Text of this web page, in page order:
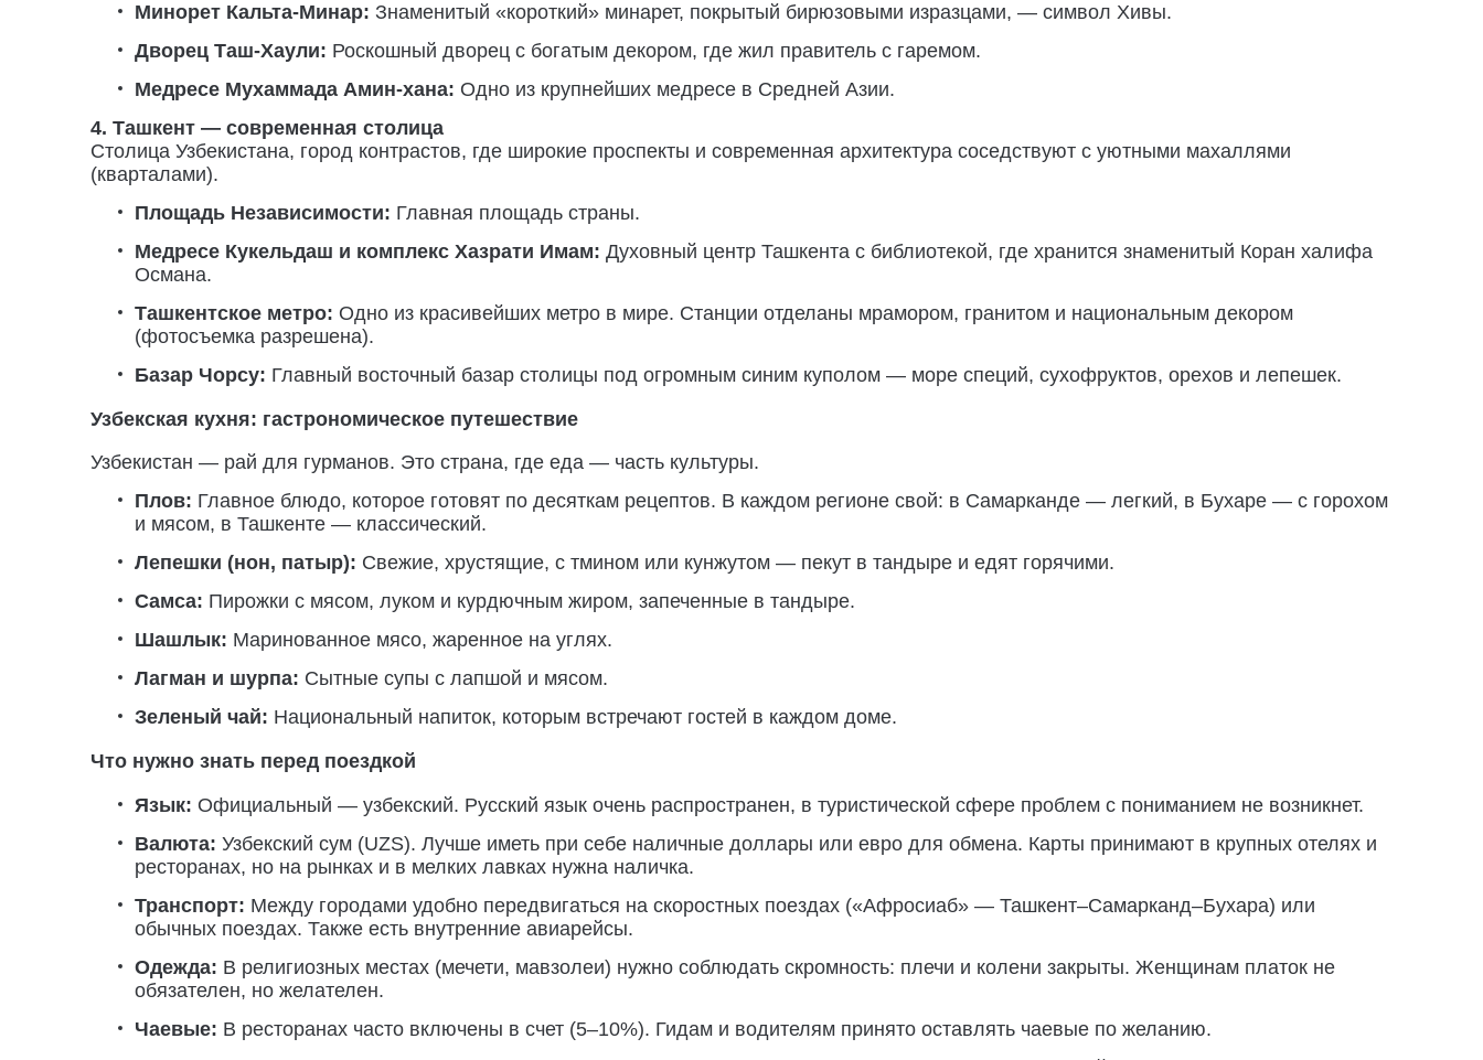
Минорет Кальта-Минар: Знаменитый «короткий» минарет, покрытый бирюзовыми изразцами, — символ Хивы.
Дворец Таш-Хаули: Роскошный дворец с богатым декором, где жил правитель с гаремом.
Медресе Мухаммада Амин-хана: Одно из крупнейших медресе в Средней Азии.
4. Ташкент — современная столица
Столица Узбекистана, город контрастов, где широкие проспекты и современная архитектура соседствуют с уютными махаллями
(кварталами).
Площадь Независимости: Главная площадь страны.
Медресе Кукельдаш и комплекс Хазрати Имам: Духовный центр Ташкента с библиотекой, где хранится знаменитый Коран халифа
Османа.
Ташкентское метро: Одно из красивейших метро в мире. Станции отделаны мрамором, гранитом и национальным декором
(фотосъемка разрешена).
Базар Чорсу: Главный восточный базар столицы под огромным синим куполом — море специй, сухофруктов, орехов и лепешек.
Узбекская кухня: гастрономическое путешествие
Узбекистан — рай для гурманов. Это страна, где еда — часть культуры.
Плов: Главное блюдо, которое готовят по десяткам рецептов. В каждом регионе свой: в Самарканде — легкий, в Бухаре — с горохом
и мясом, в Ташкенте — классический.
Лепешки (нон, патыр): Свежие, хрустящие, с тмином или кунжутом — пекут в тандыре и едят горячими.
Самса: Пирожки с мясом, луком и курдючным жиром, запеченные в тандыре.
Шашлык: Маринованное мясо, жаренное на углях.
Лагман и шурпа: Сытные супы с лапшой и мясом.
Зеленый чай: Национальный напиток, которым встречают гостей в каждом доме.
Что нужно знать перед поездкой
Язык: Официальный — узбекский. Русский язык очень распространен, в туристической сфере проблем с пониманием не возникнет.
Валюта: Узбекский сум (UZS). Лучше иметь при себе наличные доллары или евро для обмена. Карты принимают в крупных отелях и
ресторанах, но на рынках и в мелких лавках нужна наличка.
Транспорт: Между городами удобно передвигаться на скоростных поездах («Афросиаб» — Ташкент–Самарканд–Бухара) или
обычных поездах. Также есть внутренние авиарейсы.
Одежда: В религиозных местах (мечети, мавзолеи) нужно соблюдать скромность: плечи и колени закрыты. Женщинам платок не
обязателен, но желателен.
Чаевые: В ресторанах часто включены в счет (5–10%). Гидам и водителям принято оставлять чаевые по желанию.